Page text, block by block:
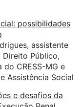
possibilidades
assistente
Direito Público,
CRESS-MG e
Assistência Social
e desafios da